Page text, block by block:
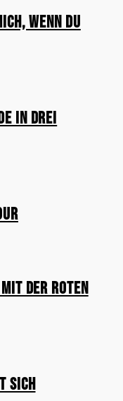
wenn du
in drei
mit der roten
sich